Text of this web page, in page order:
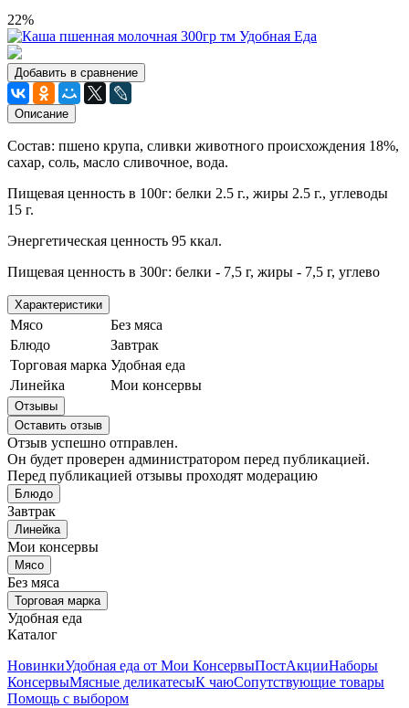
22%
Добавить в сравнение
Описание
Состав: пшено крупа, сливки животного происхождения 18%,
сахар, соль, масло сливочное, вода.
Пищевая ценность в 100г: белки 2.5 г., жиры 2.5 г., углеводы
15 г.
Энергетическая ценность 95 ккал.
Пищевая ценность в 300г: белки - 7,5 г, жиры - 7,5 г, углево
Характеристики
Мясо
Без мяса
Блюдо
Завтрак
Торговая марка Удобная еда
Линейка
Мои консервы
Отзывы
Оставить отзыв
Отзыв успешно отправлен.
Он будет проверен администратором перед публикацией.
Перед публикацией отзывы проходят модерацию
Блюдо
Завтрак
Линейка
Мои консервы
Мясо
Без мяса
Торговая марка
Удобная еда
Каталог
НовинкиУдобная еда от Мои КонсервыПостАкцииНаборы
КонсервыМясные деликатесыК чаюСопутствующие товары
Помощь с выбором